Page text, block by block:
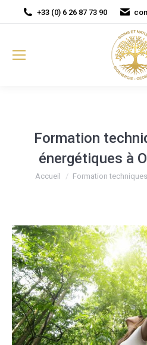
+33 (0) 6 26 87 73 90
Formation
énergétiques à
Vous êtes ici :
Accueil Formation